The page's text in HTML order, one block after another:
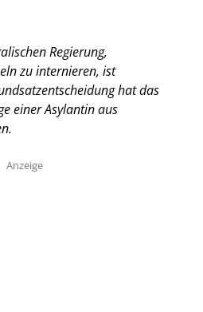
Regierung,
zu internieren, ist
hat das
einer Asylantin aus
Anzeige